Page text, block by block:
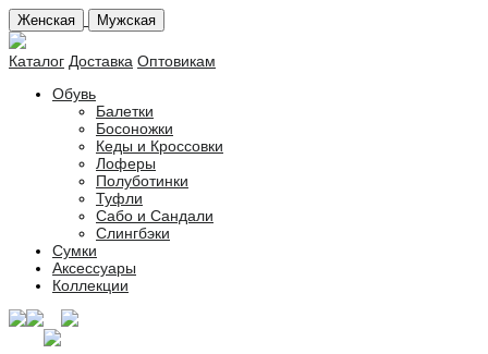
Женская Мужская
Каталог Доставка Оптовикам
Обувь
Балетки
Босоножки
Кеды и Кроссовки
Лоферы
Полуботинки
Туфли
Сабо и Сандали
Слингбэки
Сумки
Аксессуары
Коллекции